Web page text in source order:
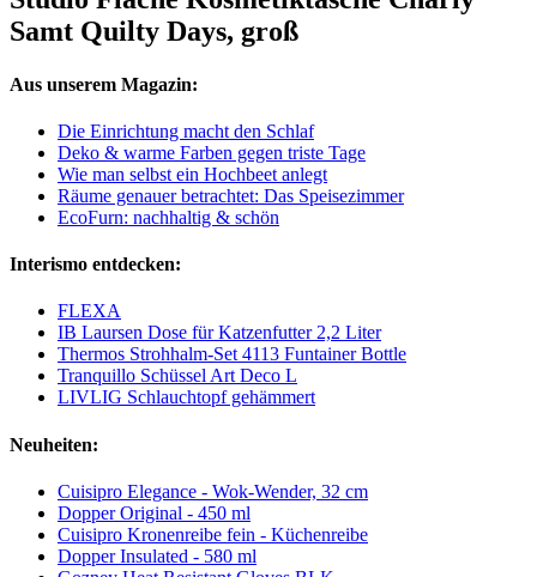
Samt Quilty Days, groß
Aus unserem Magazin:
Die Einrichtung macht den Schlaf
Deko & warme Farben gegen triste Tage
Wie man selbst ein Hochbeet anlegt
Räume genauer betrachtet: Das Speisezimmer
EcoFurn: nachhaltig & schön
Interismo entdecken:
FLEXA
IB Laursen Dose für Katzenfutter 2,2 Liter
Thermos Strohhalm-Set 4113 Funtainer Bottle
Tranquillo Schüssel Art Deco L
LIVLIG Schlauchtopf gehämmert
Neuheiten:
Cuisipro Elegance - Wok-Wender, 32 cm
Dopper Original - 450 ml
Cuisipro Kronenreibe fein - Küchenreibe
Dopper Insulated - 580 ml